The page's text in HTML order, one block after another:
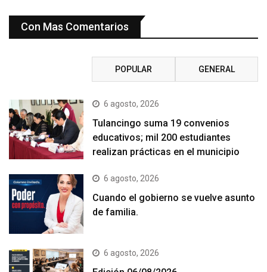
Con Mas Comentarios
POPULAR GENERAL
6 agosto, 2026
Tulancingo suma 19 convenios
educativos; mil 200 estudiantes
realizan prácticas en el municipio
6 agosto, 2026
Cuando el gobierno se vuelve asunto
de familia.
6 agosto, 2026